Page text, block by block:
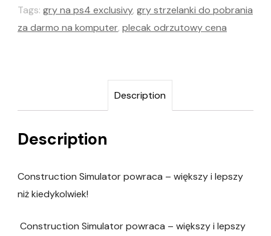
Tags: gry na ps4 exclusivy, gry strzelanki do pobrania
za darmo na komputer, plecak odrzutowy cena
Description
Description
Construction Simulator powraca – większy i lepszy
niż kiedykolwiek!
Construction Simulator powraca – większy i lepszy